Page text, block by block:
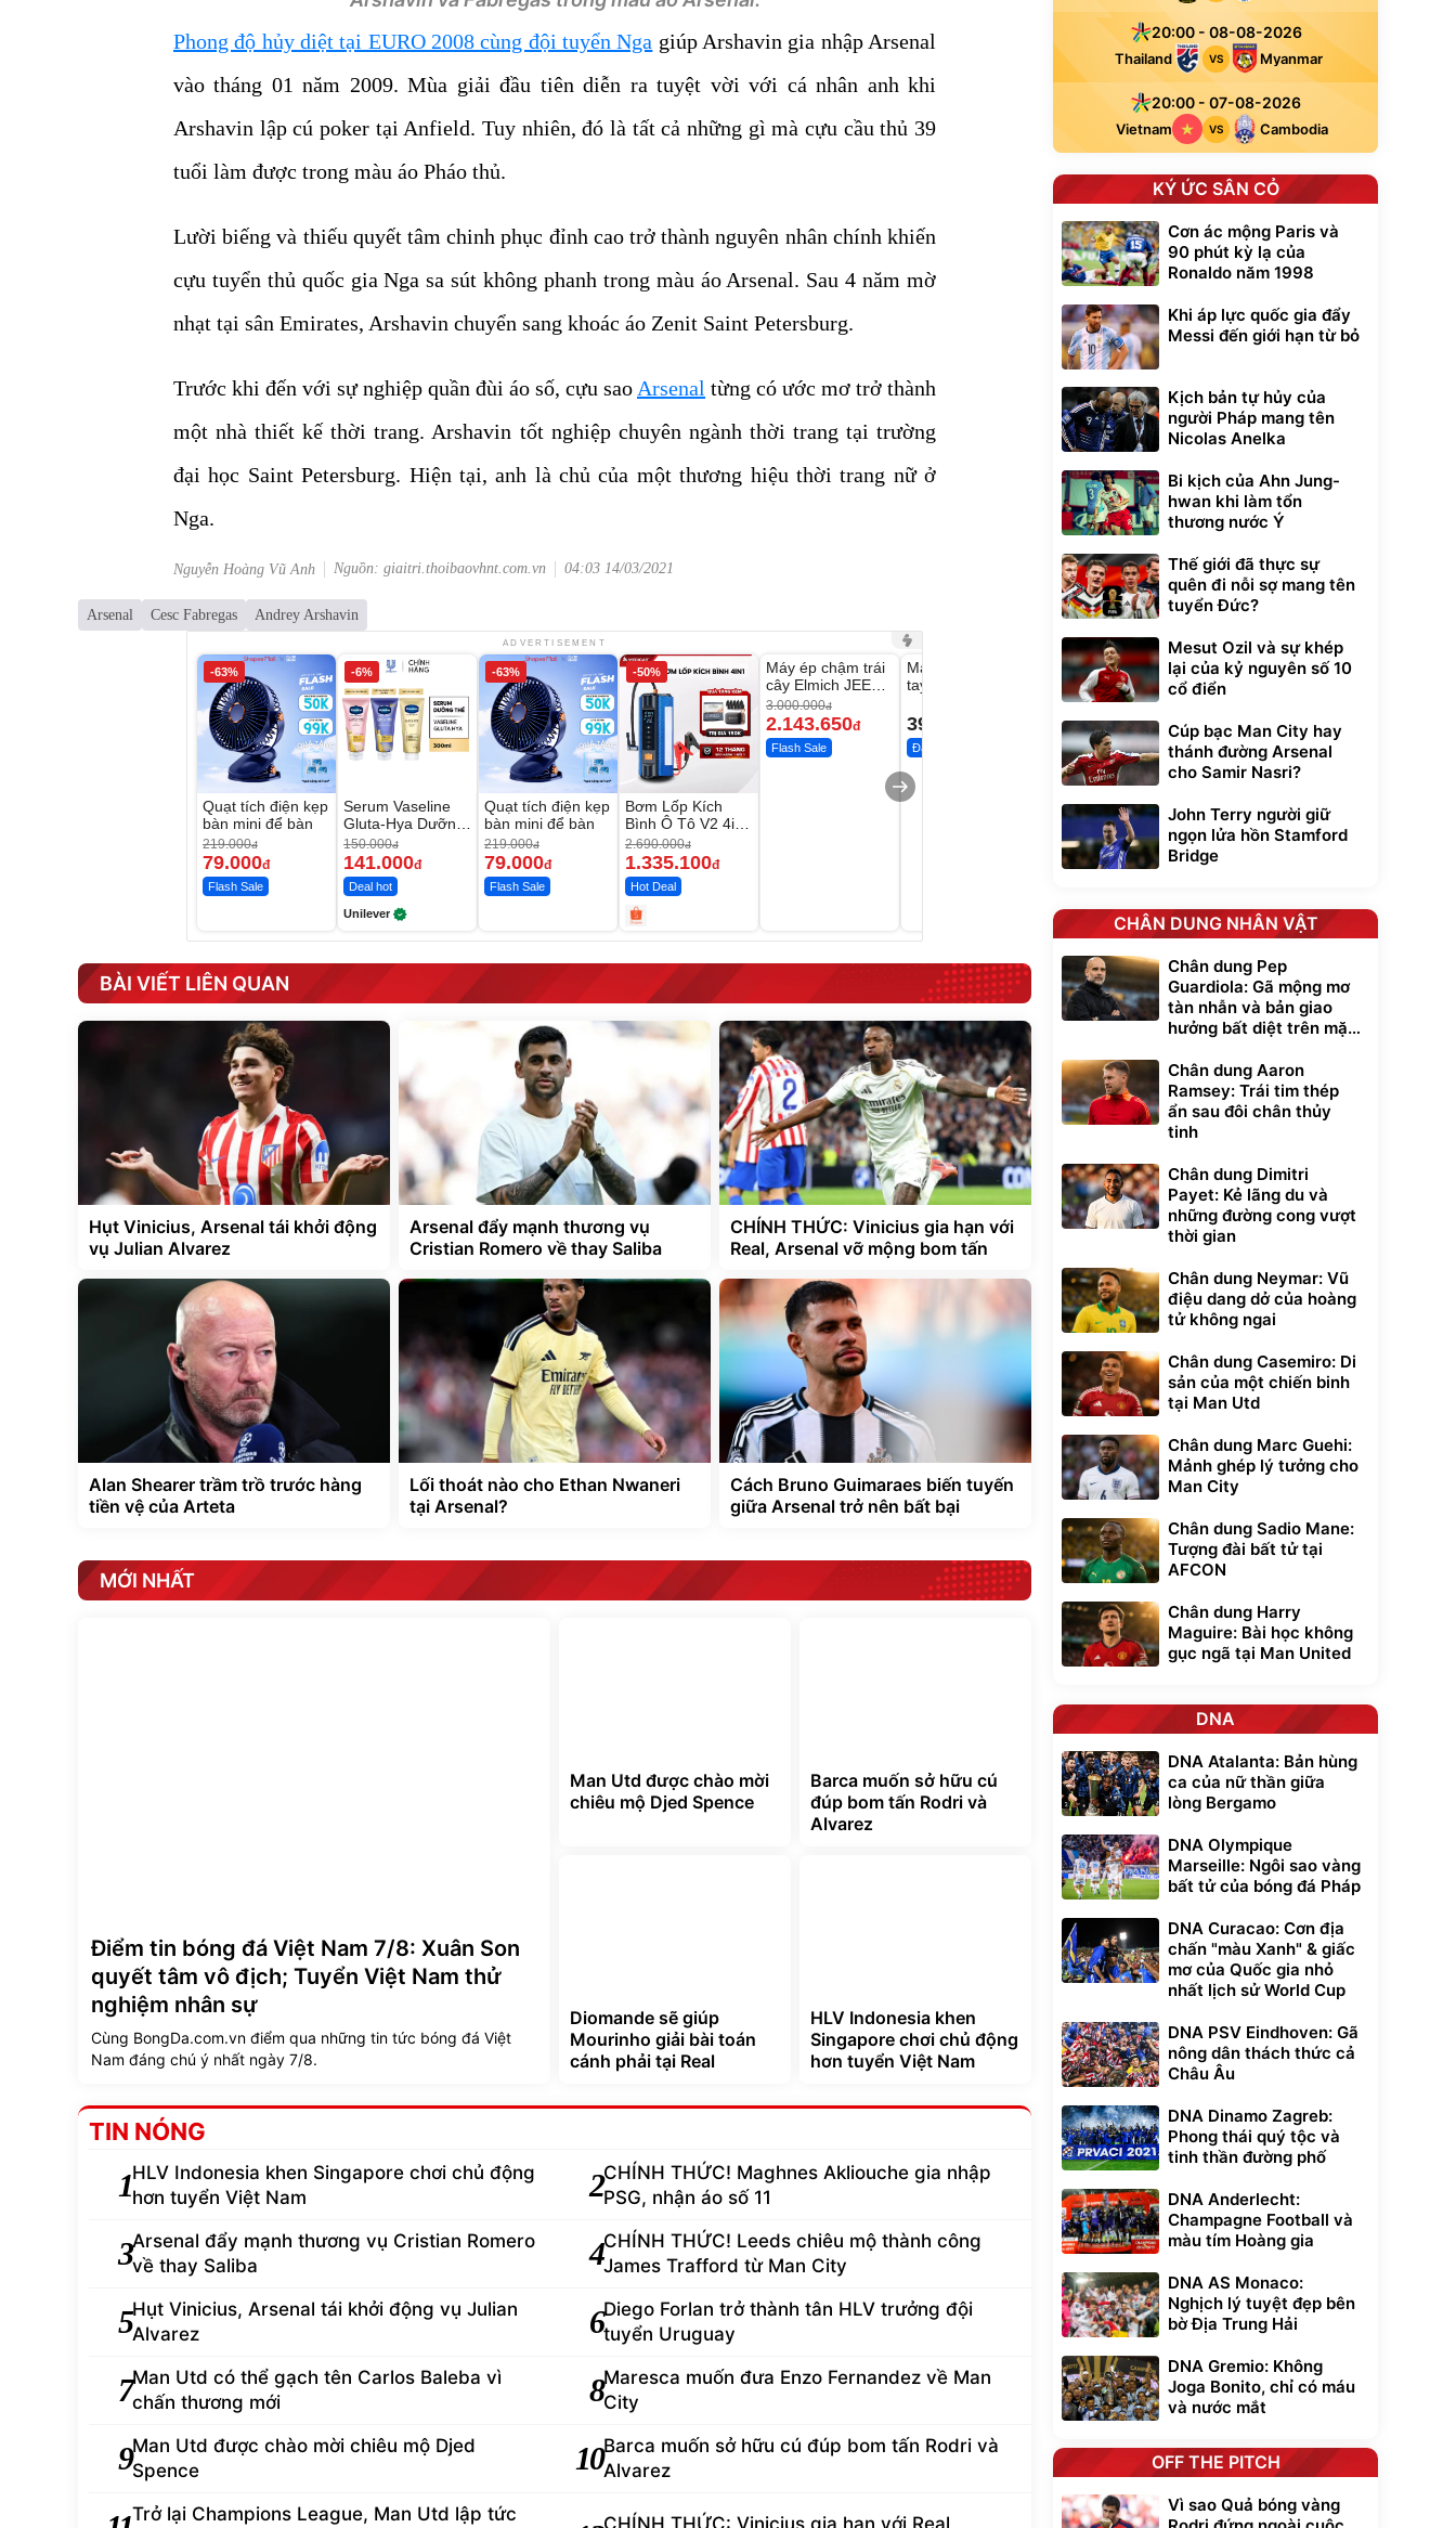
Phong độ hủy diệt tại EURO 2008 cùng đội tuyển Nga giúp Arshavin gia nhập Arsenal
vào tháng 01 năm 2009. Mùa giải đầu tiên diễn ra tuyệt vời với cá nhân anh khi
Arshavin lập cú poker tại Anfield. Tuy nhiên, đó là tất cả những gì mà cựu cầu thủ 39
tuổi làm được trong màu áo Pháo thủ.
Lười biếng và thiếu quyết tâm chinh phục đỉnh cao trở thành nguyên nhân chính khiến
cựu tuyển thủ quốc gia Nga sa sút không phanh trong màu áo Arsenal. Sau 4 năm mờ
nhạt tại sân Emirates, Arshavin chuyển sang khoác áo Zenit Saint Petersburg.
Trước khi đến với sự nghiệp quần đùi áo số, cựu sao Arsenal từng có ước mơ trở thành
một nhà thiết kế thời trang. Arshavin tốt nghiệp chuyên ngành thời trang tại trường
đại học Saint Petersburg. Hiện tại, anh là chủ của một thương hiệu thời trang nữ ở
Nga.
Nguyễn Hoàng Vũ Anh Nguồn: giaitri.thoibaovhnt.com.vn 04:03 14/03/2021
Arsenal Cesc Fabregas Andrey Arshavin
ADVERTISEMENT
-63%
Quạt tích điện kẹp
bàn mini để bàn
219.000đ
79.000đ
Flash Sale
-6%
Serum Vaseline
Gluta-Hya Dưỡng
Da Sáng Mịn Sau
7 Ngày
150.000đ
141.000đ
Deal hot
Unilever
-63%
Quạt tích điện kẹp
bàn mini để bàn
219.000đ
79.000đ
Flash Sale
-50%
Bơm Lốp Kích
Bình Ô Tô V2 4in1
MEDICAR –
12.000mAh
2.690.000đ
1.335.100đ
Hot Deal
-28%
Máy ép chậm trái
cây Elmich JEE
1855OL
3.000.000đ
2.143.650đ
Flash Sale
Máy rửa xe cầm
tay xịt rửa cao áp
399.000
Đã bán nhiều
Bạt phủ xe ô tô
cao cấp, tráng
nhôm 03 lớp
392.000đ
325.000đ
Xe đạp điện trợ
lực G-Force C14
gấp gọn bỏ cốp
tiện lợi
9.900.000đ
7.092.000
G-FORCE VIETNA
BÀI VIẾT LIÊN QUAN
Hụt Vinicius, Arsenal tái khởi động
vụ Julian Alvarez
Arsenal đẩy mạnh thương vụ
Cristian Romero về thay Saliba
CHÍNH THỨC: Vinicius gia hạn với
Real, Arsenal vỡ mộng bom tấn
Alan Shearer trầm trồ trước hàng
tiền vệ của Arteta
Lối thoát nào cho Ethan Nwaneri
tại Arsenal?
Cách Bruno Guimaraes biến tuyến
giữa Arsenal trở nên bất bại
MỚI NHẤT
Điểm tin bóng đá Việt Nam 7/8: Xuân Son
quyết tâm vô địch; Tuyển Việt Nam thử
nghiệm nhân sự
Cùng BongDa.com.vn điểm qua những tin tức bóng đá Việt
Nam đáng chú ý nhất ngày 7/8.
Man Utd được chào mời
chiêu mộ Djed Spence
Barca muốn sở hữu cú
đúp bom tấn Rodri và
Alvarez
Diomande sẽ giúp
Mourinho giải bài toán
cánh phải tại Real
HLV Indonesia khen
Singapore chơi chủ động
hơn tuyển Việt Nam
TIN NÓNG
1HLV Indonesia khen Singapore chơi chủ động
hơn tuyển Việt Nam
2CHÍNH THỨC! Maghnes Akliouche gia nhập
PSG, nhận áo số 11
3Arsenal đẩy mạnh thương vụ Cristian Romero
về thay Saliba
4CHÍNH THỨC! Leeds chiêu mộ thành công
James Trafford từ Man City
5Hụt Vinicius, Arsenal tái khởi động vụ Julian
Alvarez
6Diego Forlan trở thành tân HLV trưởng đội
tuyển Uruguay
7Man Utd có thể gạch tên Carlos Baleba vì
chấn thương mới
8Maresca muốn đưa Enzo Fernandez về Man
City
9Man Utd được chào mời chiêu mộ Djed
Spence
10Barca muốn sở hữu cú đúp bom tấn Rodri và
Alvarez
Trở lại Champions League, Man Utd lập tức CHÍNH THỨC: Vinicius gia hạn với Real,
20:00 - 08-08-2026
Thailand VS Myanmar
20:00 - 07-08-2026
Vietnam VS Cambodia
KÝ ỨC SÂN CỎ
Cơn ác mộng Paris và
90 phút kỳ lạ của
Ronaldo năm 1998
Khi áp lực quốc gia đẩy
Messi đến giới hạn từ bỏ
Kịch bản tự hủy của
người Pháp mang tên
Nicolas Anelka
Bi kịch của Ahn Jung-
hwan khi làm tổn
thương nước Ý
Thế giới đã thực sự
quên đi nỗi sợ mang tên
tuyển Đức?
Mesut Ozil và sự khép
lại của kỷ nguyên số 10
cổ điển
Cúp bạc Man City hay
thánh đường Arsenal
cho Samir Nasri?
John Terry người giữ
ngọn lửa hồn Stamford
Bridge
CHÂN DUNG NHÂN VẬT
Chân dung Pep
Guardiola: Gã mộng mơ
tàn nhẫn và bản giao
hưởng bất diệt trên mặt
Chân dung Aaron
Ramsey: Trái tim thép
ẩn sau đôi chân thủy
tinh
Chân dung Dimitri
Payet: Kẻ lãng du và
những đường cong vượt
thời gian
Chân dung Neymar: Vũ
điệu dang dở của hoàng
tử không ngai
Chân dung Casemiro: Di
sản của một chiến binh
tại Man Utd
Chân dung Marc Guehi:
Mảnh ghép lý tưởng cho
Man City
Chân dung Sadio Mane:
Tượng đài bất tử tại
AFCON
Chân dung Harry
Maguire: Bài học không
gục ngã tại Man United
DNA
DNA Atalanta: Bản hùng
ca của nữ thần giữa
lòng Bergamo
DNA Olympique
Marseille: Ngôi sao vàng
bất tử của bóng đá Pháp
DNA Curacao: Cơn địa
chấn "màu Xanh" & giấc
mơ của Quốc gia nhỏ
nhất lịch sử World Cup
DNA PSV Eindhoven: Gã
nông dân thách thức cả
Châu Âu
DNA Dinamo Zagreb:
Phong thái quý tộc và
tinh thần đường phố
DNA Anderlecht:
Champagne Football và
màu tím Hoàng gia
DNA AS Monaco:
Nghịch lý tuyệt đẹp bên
bờ Địa Trung Hải
DNA Gremio: Không
Joga Bonito, chỉ có máu
và nước mắt
OFF THE PITCH
Vì sao Quả bóng vàng